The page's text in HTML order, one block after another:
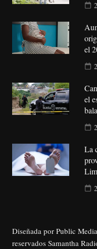
el
el
La
Diseñada por Public
reservados Samantha